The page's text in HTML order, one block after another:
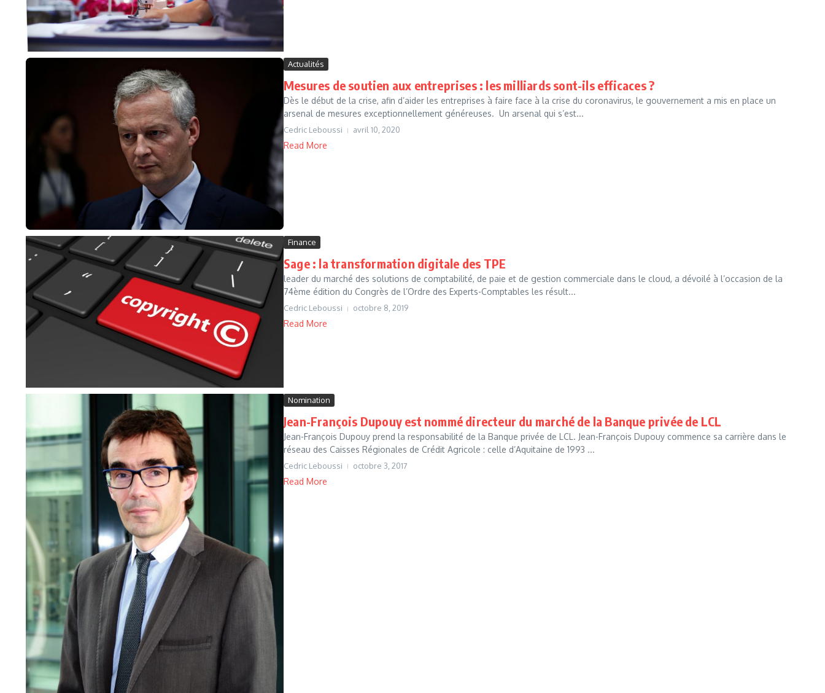
Actualités
Mesures de soutien aux entreprises : les milliards sont-ils efficaces ?
Dès le début de la crise, afin d’aider les entreprises à faire face à la crise du coronavirus, le gouvernement a mis en place un
arsenal de mesures exceptionnellement généreuses. Un arsenal qui s’est...
Cedric Leboussi avril 10, 2020
Read More
Finance
Sage : la transformation digitale des TPE
leader du marché des solutions de comptabilité, de paie et de gestion commerciale dans le cloud, a dévoilé à l’occasion de la
74ème édition du Congrès de l’Ordre des Experts-Comptables les résult...
Cedric Leboussi octobre 8, 2019
Read More
Nomination
Jean-François Dupouy est nommé directeur du marché de la Banque privée de LCL
Jean-François Dupouy prend la responsabilité de la Banque privée de LCL. Jean-François Dupouy commence sa carrière dans le
réseau des Caisses Régionales de Crédit Agricole : celle d’Aquitaine de 1993 ...
Cedric Leboussi octobre 3, 2017
Read More